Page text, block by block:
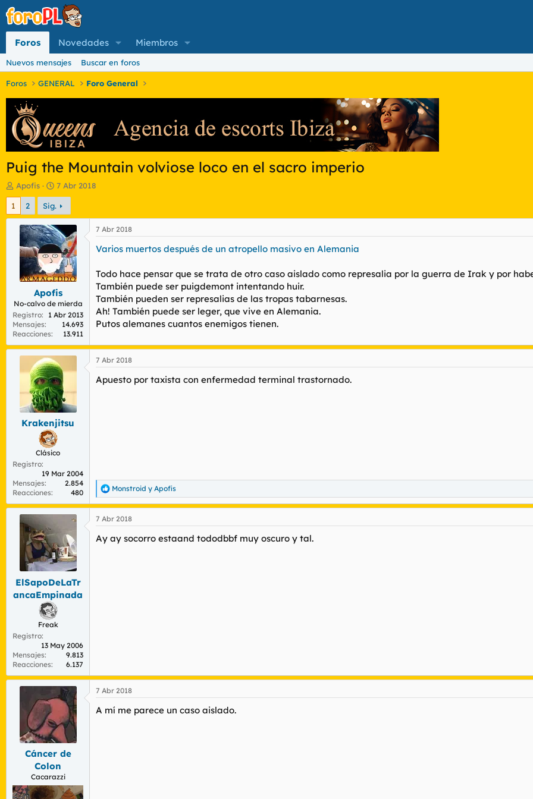
Foros Novedades Miembros
Nuevos mensajes Buscar en foros
Foros GENERAL Foro General
Puig the Mountain volviose loco en el sacro imperio
I
n
c
d
o
d
l
t
e
m
a
Apofis
F
e
c
h
a
d
e
i
n
i
c
i
o
7 Abr 2018
1 2 Sig.
Apofis
No-calvo de mierda
Registro
1 Abr 2013
Mensajes
14.693
Reacciones
13.911
7 Abr 2018
Varios muertos después de un atropello masivo en Alemania
Todo hace pensar que se trata de otro caso aislado como represalia por la guerra de Irak y por
También puede ser puigdemont intentando huir.
También pueden ser represalias de las tropas tabarnesas.
Ah! También puede ser leger, que vive en Alemania.
Putos alemanes cuantos enemigos tienen.
Krakenjitsu
Clásico
Registro
19 Mar 2004
Mensajes
2.854
Reacciones
480
7 Abr 2018
Apuesto por taxista con enfermedad terminal trastornado.
R
e
a
c
i
Monstroid y Apofis
ElSapoDeLaTr
ancaEmpinada
Freak
Registro
13 May 2006
Mensajes
9.813
Reacciones
6.137
7 Abr 2018
Ay ay socorro estaand tododbbf muy oscuro y tal.
Cáncer de
Colon
Cacarazzi
7 Abr 2018
A mí me parece un caso aislado.